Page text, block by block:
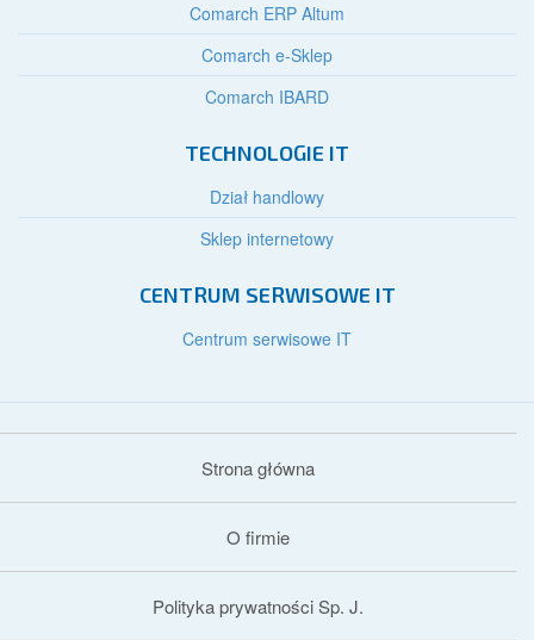
Comarch ERP Altum
Comarch e-Sklep
Comarch IBARD
TECHNOLOGIE IT
Dział handlowy
Sklep internetowy
CENTRUM SERWISOWE IT
Centrum serwisowe IT
Strona główna
O firmie
Polityka prywatności Sp. J.